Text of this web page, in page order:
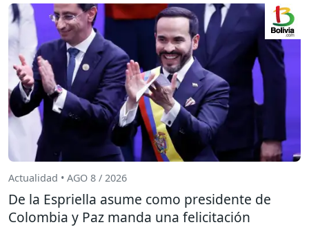
Actualidad • AGO 8 / 2026
De la Espriella asume como presidente de
Colombia y Paz manda una felicitación